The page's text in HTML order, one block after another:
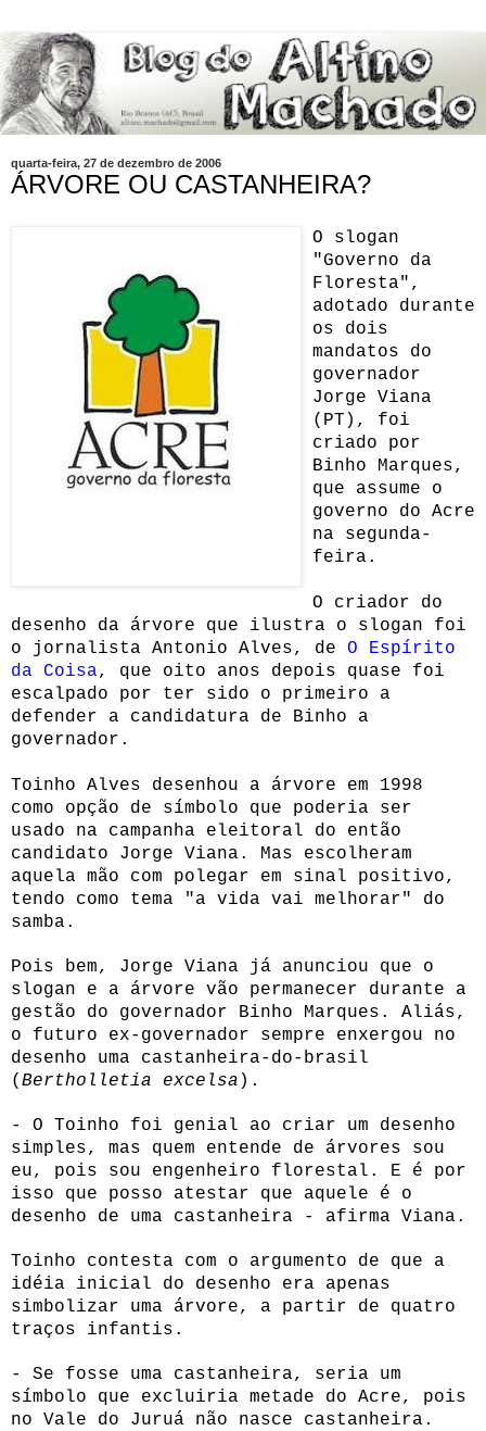
quarta-feira, 27 de dezembro de 2006
ÁRVORE OU CASTANHEIRA?
O slogan
"Governo da
Floresta",
adotado durante
os dois
mandatos do
governador
Jorge Viana
(PT), foi
criado por
Binho Marques,
que assume o
governo do Acre
na segunda-
feira.
O criador do
desenho da árvore que ilustra o slogan foi
o jornalista Antonio Alves, de O Espírito
da Coisa, que oito anos depois quase foi
escalpado por ter sido o primeiro a
defender a candidatura de Binho a
governador.
Toinho Alves desenhou a árvore em 1998
como opção de símbolo que poderia ser
usado na campanha eleitoral do então
candidato Jorge Viana. Mas escolheram
aquela mão com polegar em sinal positivo,
tendo como tema "a vida vai melhorar" do
samba.
Pois bem, Jorge Viana já anunciou que o
slogan e a árvore vão permanecer durante a
gestão do governador Binho Marques. Aliás,
o futuro ex-governador sempre enxergou no
desenho uma castanheira-do-brasil
( Bertholletia excelsa ).
- O Toinho foi genial ao criar um desenho
simples, mas quem entende de árvores sou
eu, pois sou engenheiro florestal. E é por
isso que posso atestar que aquele é o
desenho de uma castanheira - afirma Viana.
Toinho contesta com o argumento de que a
idéia inicial do desenho era apenas
simbolizar uma árvore, a partir de quatro
traços infantis.
- Se fosse uma castanheira, seria um
símbolo que excluiria metade do Acre, pois
no Vale do Juruá não nasce castanheira.